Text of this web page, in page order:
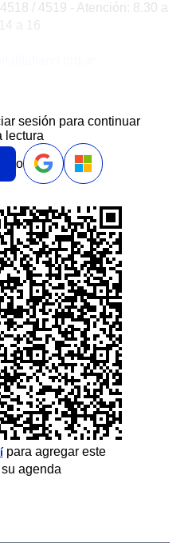
/ 4519 - Atención: 8.30 a
sesión para continuar
lectura
o
para agregar este
agenda